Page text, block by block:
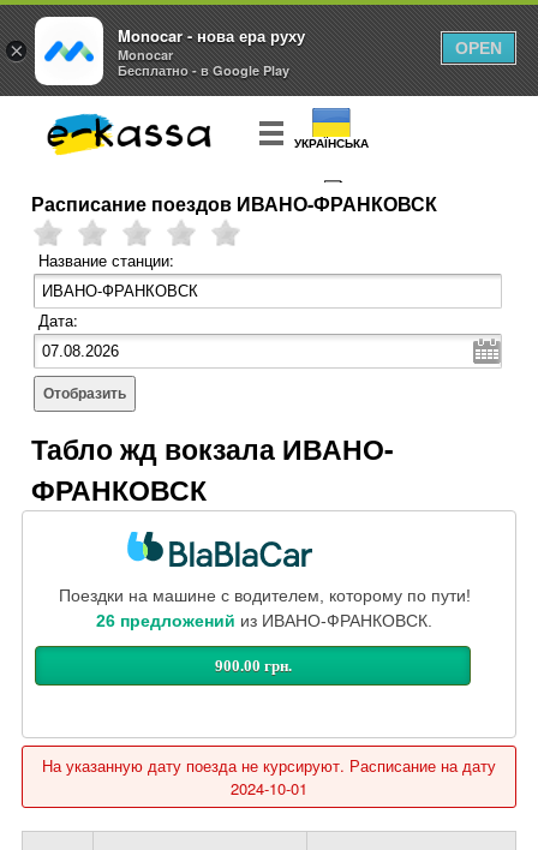
УКРАЇНСЬКА
КУПИТЬБИЛЕТ
Расписание поездов ИВАНО-ФРАНКОВСК
Название станции:
Дата:
Отобразить
Табло жд вокзала ИВАНО-
ФРАНКОВСК
Поездки на машине с водителем, которому по пути!
26 предложений из ИВАНО-ФРАНКОВСК.
900.00 грн.
На указанную дату поезда не курсируют. Расписание на дату
2024-10-01
×
Monocar - нова ера руху
Monocar
Бесплатно - в Google Play
OPEN